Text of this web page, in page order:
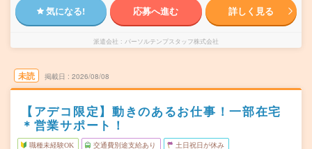
気になる! 応募へ進む 詳しく見る
派遣会社 パーソルテンプスタッフ株式会社
未読 掲載日 2026/08/08
【アデコ限定】動きのあるお仕事！一部在宅
＊営業サポート！
職種未経験OK 交通費別途支給あり 土日祝日が休み